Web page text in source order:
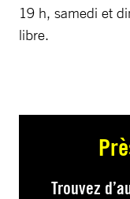
19 h, samedi et
libre.
Trouvez